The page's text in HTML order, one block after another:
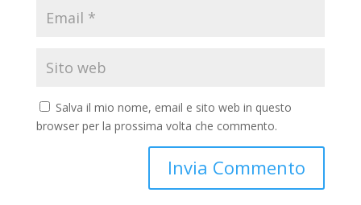
Salva il mio nome, email e sito web in questo
browser per la prossima volta che commento.